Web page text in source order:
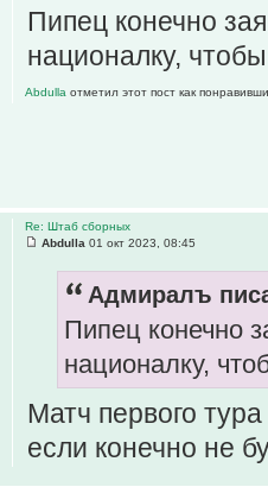
Пипец конечно
националку,
Abdulla отметил этот пост как
Re: Штаб сборных
Abdulla 01 окт 2023, 08:45
Адмиралъ
Пипец конечно
националку,
Матч первого
если конечно не